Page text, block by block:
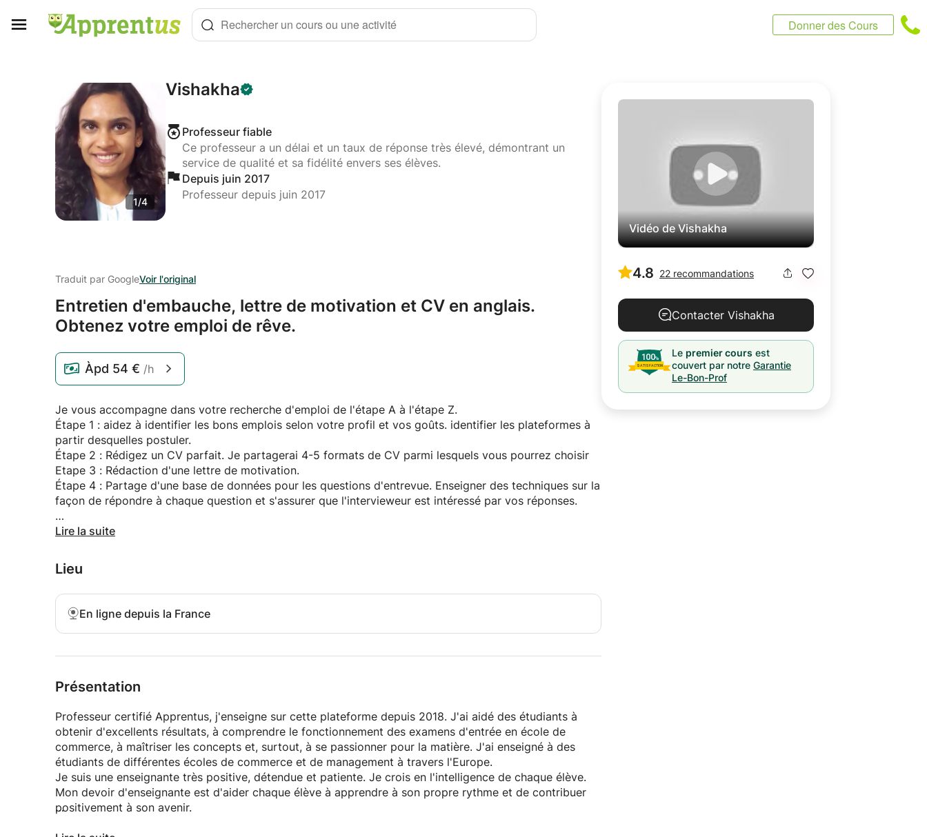
Rechercher un cours ou une activité Donner des Cours
1/4
Vishakha
Professeur fiable
Ce professeur a un délai et un taux de réponse très élevé, démontrant un
service de qualité et sa fidélité envers ses élèves.
Depuis juin 2017
Professeur depuis juin 2017
Traduit par GoogleVoir l'original
Entretien d'embauche, lettre de motivation et CV en anglais.
Obtenez votre emploi de rêve.
Àpd 54 € /h
Je vous accompagne dans votre recherche d'emploi de l'étape A à l'étape Z.
Étape 1 : aidez à identifier les bons emplois selon votre profil et vos goûts. identifier les plateformes à
partir desquelles postuler.
Étape 2 : Rédigez un CV parfait. Je partagerai 4-5 formats de CV parmi lesquels vous pourrez choisir
Etape 3 : Rédaction d'une lettre de motivation.
Étape 4 : Partage d'une base de données pour les questions d'entrevue. Enseigner des techniques sur la
façon de répondre à chaque question et s'assurer que l'intervieweur est intéressé par vos réponses.
Je suis coach en communication certifié au Trinity College de Londres et titulaire d'un double master de
l'emploi de vos rêves.
Lire la suite
Lieu
En ligne depuis la France
Présentation
Professeur certifié Apprentus, j'enseigne sur cette plateforme depuis 2018. J'ai aidé des étudiants à
obtenir d'excellents résultats, à comprendre le fonctionnement des examens d'entrée en école de
commerce, à maîtriser les concepts et, surtout, à se passionner pour la matière. J'ai enseigné à des
étudiants de différentes écoles de commerce et de management à travers l'Europe.
Je suis une enseignante très positive, détendue et patiente. Je crois en l'intelligence de chaque élève.
Mon devoir d'enseignante est d'aider chaque élève à apprendre à son propre rythme et de contribuer
positivement à son avenir.
Vidéo de Vishakha
4.8 22 recommandations
Contacter Vishakha
Le premier cours est
couvert par notre Garantie
Le-Bon-Prof